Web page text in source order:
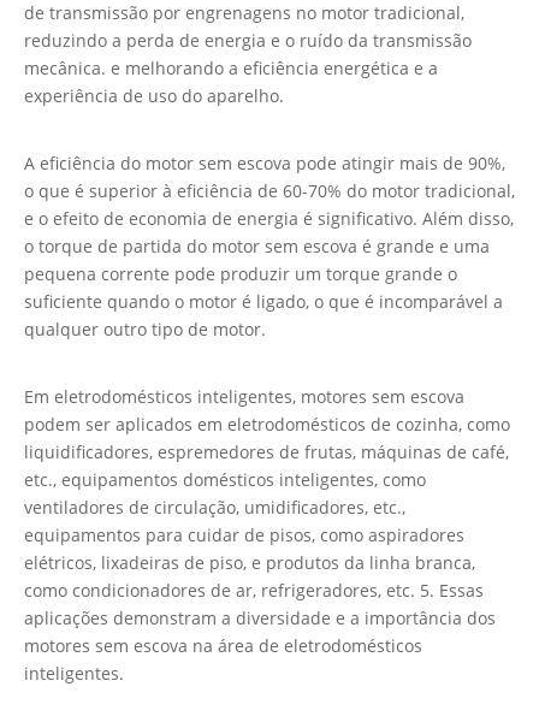
de transmissão por engrenagens no motor tradicional,
reduzindo a perda de energia e o ruído da transmissão
mecânica. e melhorando a eficiência energética e a
experiência de uso do aparelho.
A eficiência do motor sem escova pode atingir mais de 90%,
o que é superior à eficiência de 60-70% do motor tradicional,
e o efeito de economia de energia é significativo. Além disso,
o torque de partida do motor sem escova é grande e uma
pequena corrente pode produzir um torque grande o
suficiente quando o motor é ligado, o que é incomparável a
qualquer outro tipo de motor.
Em eletrodomésticos inteligentes, motores sem escova
podem ser aplicados em eletrodomésticos de cozinha, como
liquidificadores, espremedores de frutas, máquinas de café,
etc., equipamentos domésticos inteligentes, como
ventiladores de circulação, umidificadores, etc.,
equipamentos para cuidar de pisos, como aspiradores
elétricos, lixadeiras de piso, e produtos da linha branca,
como condicionadores de ar, refrigeradores, etc. 5. Essas
aplicações demonstram a diversidade e a importância dos
motores sem escova na área de eletrodomésticos
inteligentes.